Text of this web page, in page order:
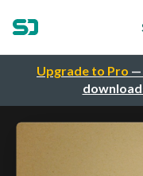
Upgrade to Pro —